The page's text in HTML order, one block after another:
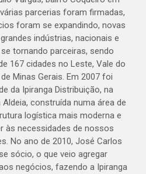
parcerias foram firmadas,
foram se expandindo, novas
indústrias, nacionais e
tornando parceiras, sendo
167 cidades no Leste, Vale do
Minas Gerais. Em 2007 foi
da Ipiranga Distribuição, na
construída numa área de
logística mais moderna e
às necessidades de nossos
No ano de 2010, José Carlos
sócio, o que veio agregar
negócios, fazendo a Ipiranga